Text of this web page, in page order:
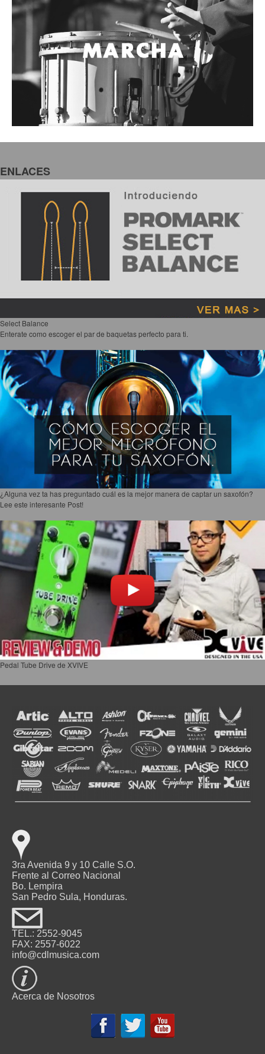
ENLACES
Select Balance
Enterate como escoger el par de baquetas perfecto para ti.
¿Alguna vez ta has preguntado cuál es la mejor manera de captar un saxofón?
Lee este interesante Post!
Pedal Tube Drive de XVIVE
3ra Avenida 9 y 10 Calle S.O.
Frente al Correo Nacional
Bo. Lempira
San Pedro Sula, Honduras.
TEL.: 2552-9045
FAX: 2557-6022
info@cdlmusica.com
Acerca de Nosotros